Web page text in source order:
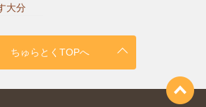
大分
ちゅらとくTOPへ